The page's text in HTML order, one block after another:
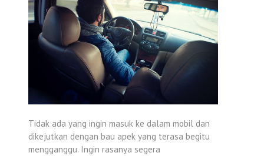
Tidak ada yang ingin masuk ke dalam mobil dan
dikejutkan dengan bau apek yang terasa begitu
mengganggu. Ingin rasanya segera